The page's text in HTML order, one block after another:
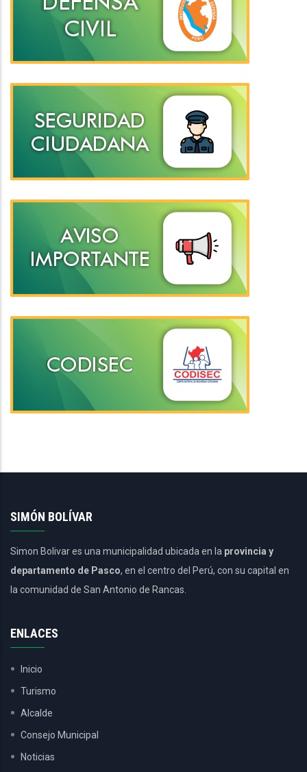
SIMÓN BOLÍVAR
Simon Bolivar es una municipalidad ubicada en la provincia y
departamento de Pasco, en el centro del Perú, con su capital en
la comunidad de San Antonio de Rancas.
ENLACES
Inicio
Turismo
Alcalde
Consejo Municipal
Noticias